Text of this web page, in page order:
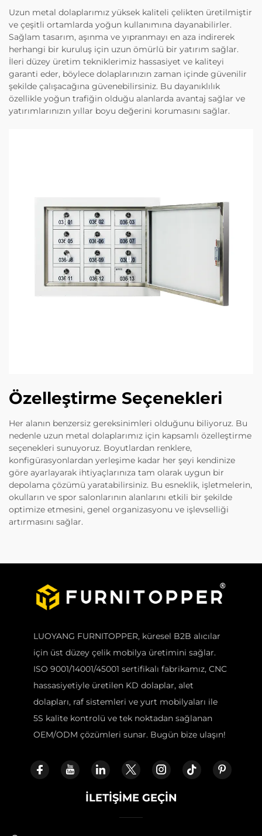
Uzun metal dolaplarımız yüksek kaliteli çelikten üretilmiştir
ve çeşitli ortamlarda yoğun kullanımına dayanabilirler.
Sağlam tasarım, aşınma ve yıpranmayı en aza indirerek
herhangi bir kuruluş için uzun ömürlü bir yatırım sağlar.
İleri düzey üretim tekniklerimiz hassasiyet ve kaliteyi
garanti eder, böylece dolaplarınızın zaman içinde güvenilir
şekilde çalışacağına güvenebilirsiniz. Bu dayanıklılık
özellikle yoğun trafiğin olduğu alanlarda avantaj sağlar ve
yatırımlarınızın yıllar boyu değerini korumasını sağlar.
Özelleştirme Seçenekleri
Her alanın benzersiz gereksinimleri olduğunu biliyoruz. Bu
nedenle uzun metal dolaplarımız için kapsamlı özelleştirme
seçenekleri sunuyoruz. Boyutlardan renklere,
konfigürasyonlardan yerleşime kadar her şeyi kendinize
göre ayarlayarak ihtiyaçlarınıza tam olarak uygun bir
depolama çözümü yaratabilirsiniz. Bu esneklik, işletmelerin,
okulların ve spor salonlarının alanlarını etkili bir şekilde
optimize etmesini, genel organizasyonu ve işlevselliği
artırmasını sağlar.
LUOYANG FURNITOPPER, küresel B2B alıcılar
için üst düzey çelik mobilya üretimini sağlar.
ISO 9001/14001/45001 sertifikalı fabrikamız, CNC
hassasiyetiyle üretilen KD dolaplar, alet
dolapları, raf sistemleri ve yurt mobilyaları ile
5S kalite kontrolü ve tek noktadan sağlanan
OEM/ODM çözümleri sunar. Bugün bize ulaşın!
İLETIŞIME GEÇIN